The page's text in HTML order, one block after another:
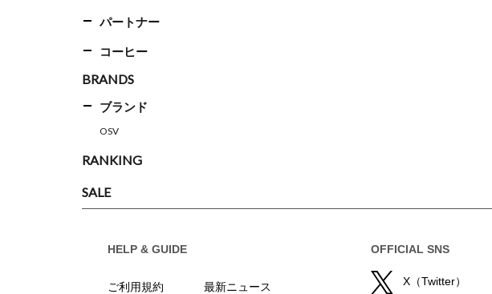
パートナー
コーヒー
BRANDS
ブランド
OSV
RANKING
SALE
HELP & GUIDE
ご利用規約
最新ニュース
OFFICIAL SNS
X（Twitter）